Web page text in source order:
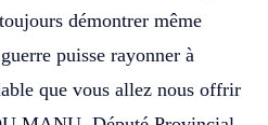
démontrer même
puisse rayonner à
que vous allez nous offrir